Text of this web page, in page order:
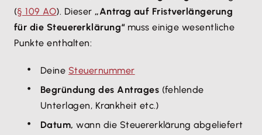
(§ 109 AO). Dieser„Antrag auf Fristverlängerung
für die Steuererklärung“ muss einige wesentliche
Punkte enthalten:
Deine Steuernummer
Begründung des Antrages (fehlende
Unterlagen, Krankheit etc.)
Datum, wann die Steuererklärung abgeliefert